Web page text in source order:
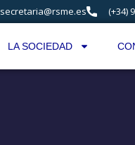
secretaria@rsme.es (+34)
LA SOCIEDAD